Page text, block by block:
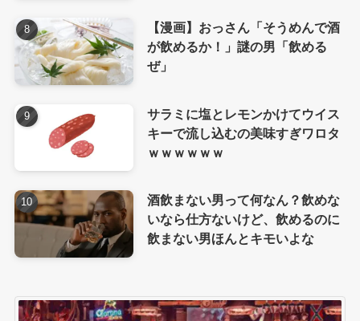
【漫画】おっさん「そうめんで酒
が飲めるか！」謎の男「飲める
ぜ」
サラミに塩とレモンかけてウイス
キーで流し込むの美味すぎワロタ
ｗｗｗｗｗｗ
酒飲まない男って何なん？飲めな
いなら仕方ないけど、飲めるのに
飲まない男ほんとキモいよな